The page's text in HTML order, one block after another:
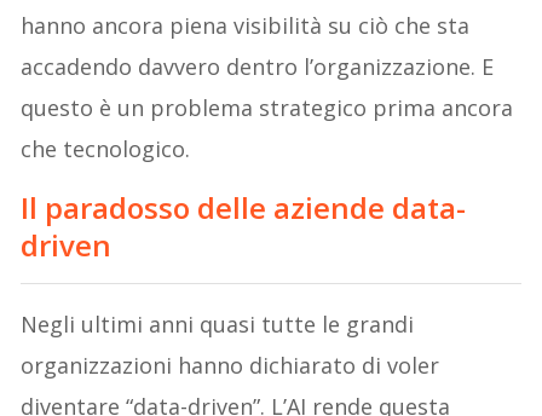
hanno ancora piena visibilità su ciò che sta
accadendo davvero dentro l’organizzazione. E
questo è un problema strategico prima ancora
che tecnologico.
Il paradosso delle aziende data-
driven
Negli ultimi anni quasi tutte le grandi
organizzazioni hanno dichiarato di voler
diventare “data-driven”. L’AI rende questa